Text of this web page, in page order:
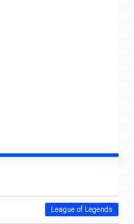
League of Legends